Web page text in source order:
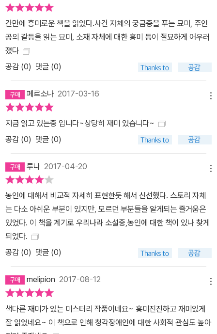
간만에 흥미로운 책을 읽었다.사건 자체의 궁금증을 푸는 묘미, 주인
공의 갈등을 읽는 묘미, 소재 자체에 대한 흥미 등이 절묘하게 어우러
졌다
공감 (0) 댓글 (0)
페르소나 2017-03-16
지금 읽고 있는중 입니다~상당히 재미 있습니다~
공감 (0) 댓글 (0)
루나 2017-04-20
농인에 대해서 비교적 자세히 표현한듯 해서 신선했다. 스토리 자체
는 다소 아쉬운 부분이 있지만, 모르던 부분들을 알게되는 즐거움은
있었다. 이 책을 계기로 우리나라 소설중,농인에 대한 책이 있나 찾게
되었다.
공감 (0) 댓글 (0)
melipion 2017-08-12
색다른 재미가 있는 미스터리 작품이네요~ 흥미진진하고 재미있게
잘 읽었네요~ 이 책으로 인해 청각장애인에 대한 사회적 관심도 높아